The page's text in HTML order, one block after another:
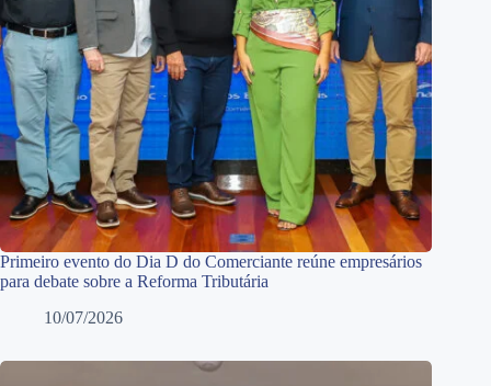
Primeiro evento do Dia D do Comerciante reúne empresários
para debate sobre a Reforma Tributária
10/07/2026